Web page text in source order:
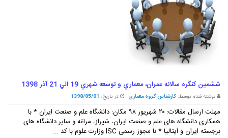
ششمين کنگره سالانه عمران، معماري و توسعه شهري 19 الي 21 آذر 1398
نوشته شده توسط: کارشناس گروه معماری در تاریخ: 1398/05/01
مهلت ارسال مقالات: ۲۰ شهریور ۹۸ مکان: دانشگاه علم و صنعت ایران * با
همکاری دانشگاه های علم و صنعت ایران، شیراز، مراغه و سایر دانشگاه های
برجسته ایران و ایتالیا * با مجوز رسمی ISC وزارت علوم با کد ...